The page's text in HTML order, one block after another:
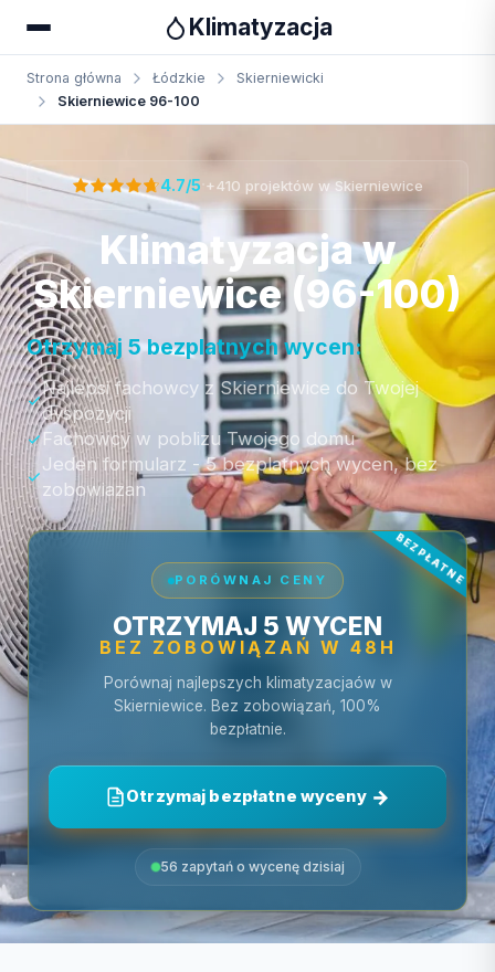
Klimatyzacja
Strona główna Łódzkie
Skierniewicki
Skierniewice 96-100
Otrzymaj bezpłatną wycenę
4.7/5 +410 projektów w Skierniewice
Klimatyzacja w
Skierniewice (96-100)
Otrzymaj 5 bezplatnych wycen:
Najlepsi fachowcy z Skierniewice do Twojej
dyspozycji
Fachowcy w poblizu Twojego domu
Jeden formularz - 5 bezplatnych wycen, bez
zobowiazan
PORÓWNAJ CENY
OTRZYMAJ 5 WYCEN
BEZ ZOBOWIĄZAŃ W 48H
Porównaj najlepszych klimatyzacjaów w
Skierniewice. Bez zobowiązań, 100%
bezpłatnie.
Otrzymaj bezpłatne wyceny
56 zapytań o wycenę dzisiaj